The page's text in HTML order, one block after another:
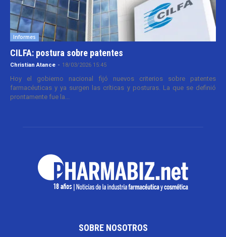
Informes
CILFA: postura sobre patentes
Christian Atance - 18/03/2026 15:45
Hoy el gobierno nacional fijó nuevos criterios sobre patentes
farmacéuticas y ya surgen las críticas y posturas. La que se definió
prontamente fue la...
SOBRE NOSOTROS